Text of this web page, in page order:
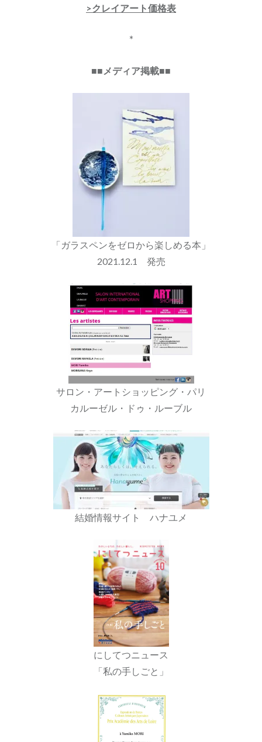
>クレイアート価格表
*
■■メディア掲載■■
「ガラスペンをゼロから楽しめる本」
2021.12.1 発売
サロン・アートショッピング・パリ
カルーゼル・ドゥ・ルーブル
結婚情報サイト ハナユメ
にしてつニュース
「私の手しごと」